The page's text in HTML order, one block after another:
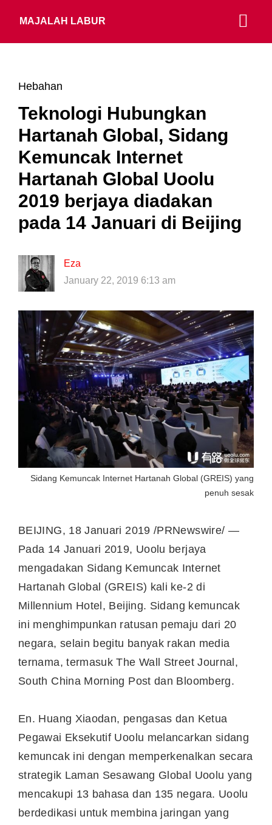
MAJALAH LABUR
Hebahan
Teknologi Hubungkan
Hartanah Global, Sidang
Kemuncak Internet
Hartanah Global Uoolu
2019 berjaya diadakan
pada 14 Januari di Beijing
Eza
January 22, 2019 6:13 am
Sidang Kemuncak Internet Hartanah Global (GREIS) yang
penuh sesak
BEIJING, 18 Januari 2019 /PRNewswire/ —
Pada 14 Januari 2019, Uoolu berjaya
mengadakan Sidang Kemuncak Internet
Hartanah Global (GREIS) kali ke-2 di
Millennium Hotel, Beijing. Sidang kemuncak
ini menghimpunkan ratusan pemaju dari 20
negara, selain begitu banyak rakan media
ternama, termasuk The Wall Street Journal,
South China Morning Post dan Bloomberg.
En. Huang Xiaodan, pengasas dan Ketua
Pegawai Eksekutif Uoolu melancarkan sidang
kemuncak ini dengan memperkenalkan secara
strategik Laman Sesawang Global Uoolu yang
mencakupi 13 bahasa dan 135 negara. Uoolu
berdedikasi untuk membina jaringan yang